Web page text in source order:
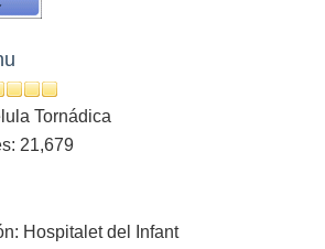
Tornádica
21,679
Hospitalet del Infant